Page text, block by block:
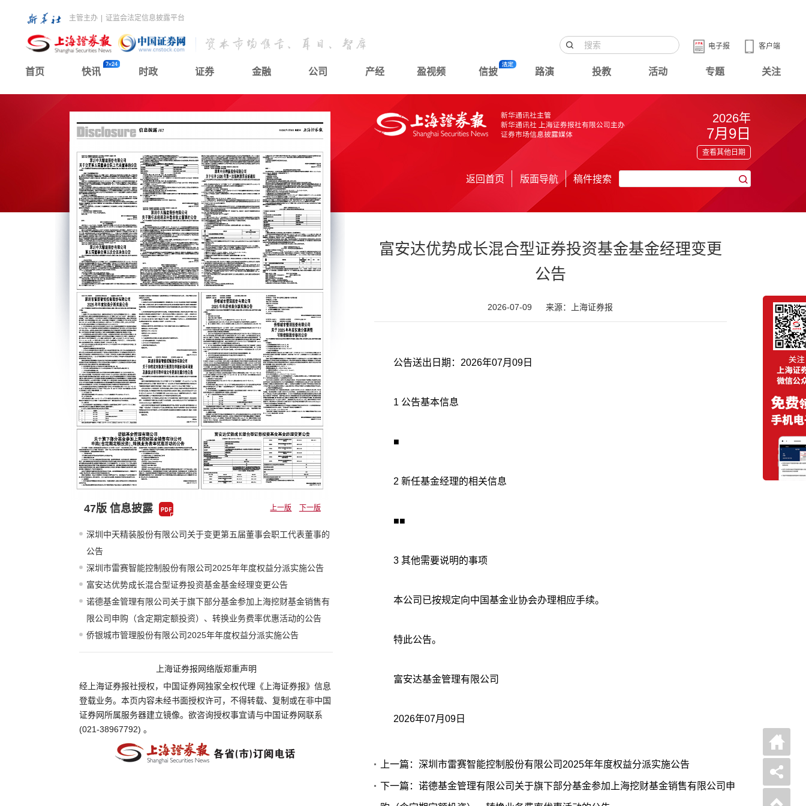
主管主办 证监会法定信息披露平台
客户端
电子报
首页 快讯 时政 证券 金融 公司 产经 盈视频 信披 路演 投教 活动 专题 关注
47版 信息披露 上一版 下一版
深圳中天精装股份有限公司关于变更第五届董事会职工代表董事的
公告
深圳市雷赛智能控制股份有限公司2025年年度权益分派实施公告
富安达优势成长混合型证券投资基金基金经理变更公告
诺德基金管理有限公司关于旗下部分基金参加上海挖财基金销售有
限公司申购（含定期定额投资）、转换业务费率优惠活动的公告
侨银城市管理股份有限公司2025年年度权益分派实施公告
上海证券报网络版郑重声明
经上海证券报社授权，中国证券网独家全权代理《上海证券报》信息
登载业务。本页内容未经书面授权许可，不得转载、复制或在非中国
证券网所属服务器建立镜像。欲咨询授权事宜请与中国证券网联系
(021-38967792) 。
2026年
7月9日
查看其他日期
返回首页 版面导航 稿件搜索
富安达优势成长混合型证券投资基金基金经理变更
公告
2026-07-09 来源：上海证券报
公告送出日期：2026年07月09日
1 公告基本信息
■
2 新任基金经理的相关信息
■■
3 其他需要说明的事项
本公司已按规定向中国基金业协会办理相应手续。
特此公告。
富安达基金管理有限公司
2026年07月09日
上一篇：深圳市雷赛智能控制股份有限公司2025年年度权益分派实施公告
下一篇：诺德基金管理有限公司关于旗下部分基金参加上海挖财基金销售有限公司申